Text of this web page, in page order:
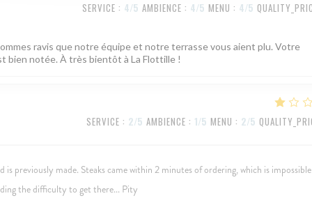
SERVICE : 4/5 AMBIENCE : 4/5 MENU : 4/5
ravis que notre équipe et notre terrasse vous aient plu. Votre
bien notée. À très bientôt à La Flottille !
SERVICE : 2/5 AMBIENCE : 1/5 MENU : 2/5
previously made. Steaks came within 2 minutes of ordering, which is
the difficulty to get there... Pity